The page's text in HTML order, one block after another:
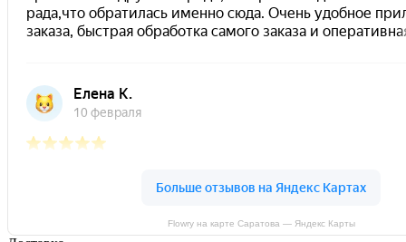
Flowry на карте Саратова — Яндекс Карты